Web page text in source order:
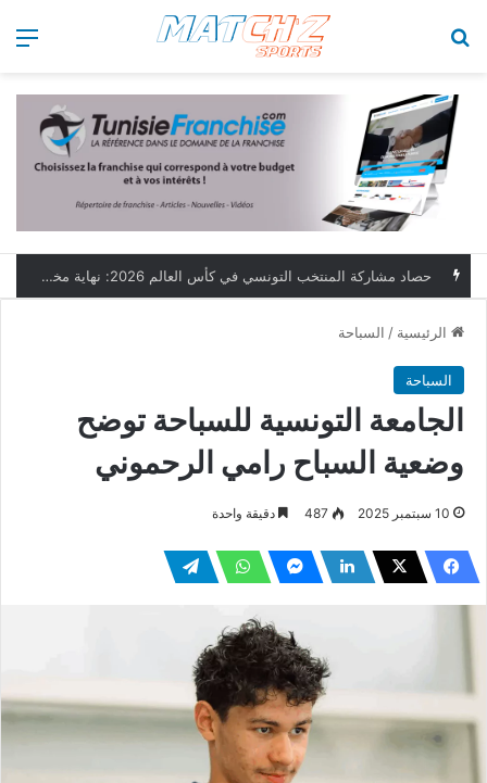
حصاد مشاركة المنتخب التونسي في كأس العالم 2026: نهاية مخيبة وطموحات مؤجلة
الرئيسية / السباحة
السباحة
الجامعة التونسية للسباحة توضح
وضعية السباح رامي الرحموني
10 سبتمبر 2025 487 دقيقة واحدة